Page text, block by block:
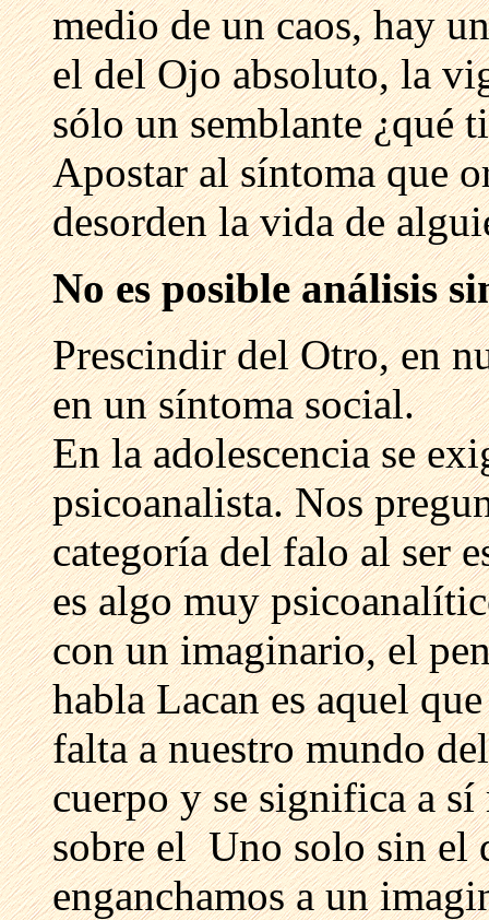
medio de un caos, hay
el del Ojo absoluto, la
sólo un semblante ¿qué
Apostar al síntoma que
desorden la vida de
No es posible análisis
Prescindir del Otro, en
en un síntoma social.
En la adolescencia se
psicoanalista. Nos
categoría del falo al ser
es algo muy
con un imaginario, el
habla Lacan es aquel
falta a nuestro mundo
cuerpo y se significa a
sobre el Uno solo sin el
enganchamos a un